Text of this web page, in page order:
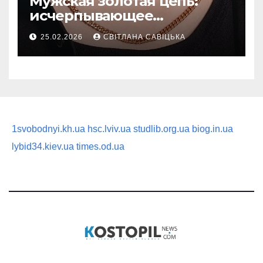
исчерпывающее
руководство по выбору
статусного украшения
25.02.2026 СВІТЛАНА САВІЦЬКА
1svobodnyi.kh.ua hsc.lviv.ua studlib.org.ua biog.in.ua
lybid34.kiev.ua times.od.ua